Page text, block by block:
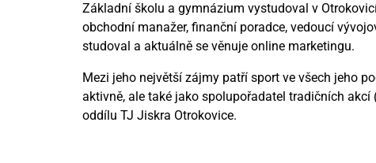
Základní školu a gymnázium vystudoval v
obchodní manažer, finanční poradce, vedoucí
studoval a aktuálně se věnuje online marketingu.
Mezi jeho největší zájmy patří sport ve všech jeho
aktivně, ale také jako spolupořadatel tradičních
oddílu TJ Jiskra Otrokovice.